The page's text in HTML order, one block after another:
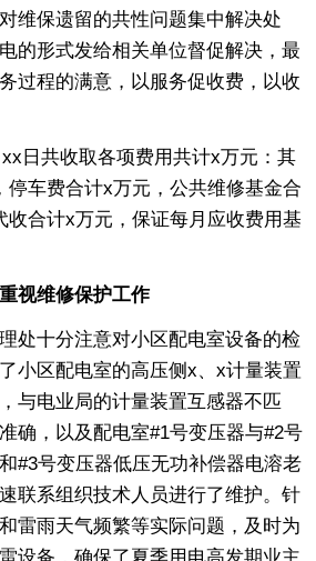
维保遗留的共性问题集中解决处
的形式发给相关单位督促解决，最
过程的满意，以服务促收费，以收
共收取各项费用共计x万元：其
停车费合计x万元，公共维修基金合
收合计x万元，保证每月应收费用基
维修保护工作
十分注意对小区配电室设备的检
小区配电室的高压侧x、x计量装置
与电业局的计量装置互感器不匹
确，以及配电室#1号变压器与#2号
#3号变压器低压无功补偿器电溶老
联系组织技术人员进行了维护。针
雷雨天气频繁等实际问题，及时为
设备，确保了夏季用电高发期业主